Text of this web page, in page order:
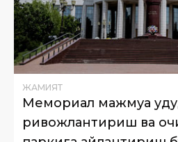
ЖАМИЯТ
Мемориал мажмуа
ривожлантириш ва